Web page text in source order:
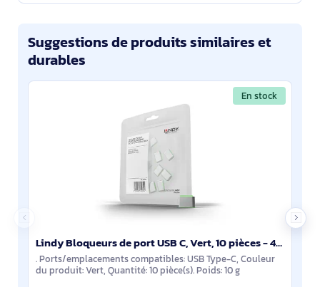
Suggestions de produits similaires et
durables
En stock
Lindy Bloqueurs de port USB C, Vert, 10 pièces - 40438
. Ports/emplacements compatibles: USB Type-C, Couleur
du produit: Vert, Quantité: 10 pièce(s). Poids: 10 g